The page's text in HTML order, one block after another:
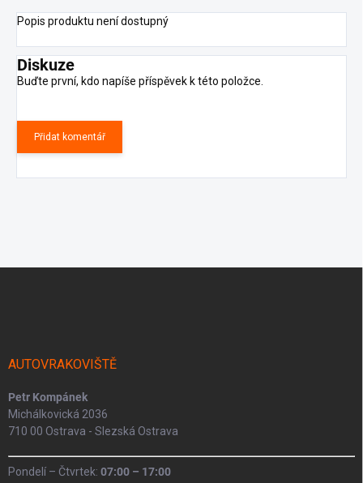
Popis produktu není dostupný
Diskuze
Buďte první, kdo napíše příspěvek k této položce.
Přidat komentář
AUTOVRAKOVIŠTĚ
Petr Kompánek
Michálkovická 2036
710 00 Ostrava - Slezská Ostrava
Pondelí – Čtvrtek: 07:00 – 17:00